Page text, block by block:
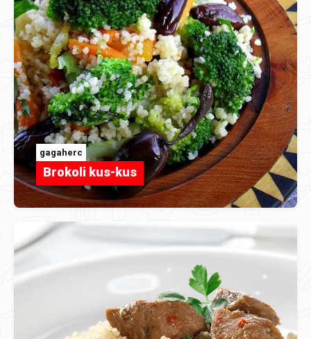
gagaherc
Brokoli kus-kus